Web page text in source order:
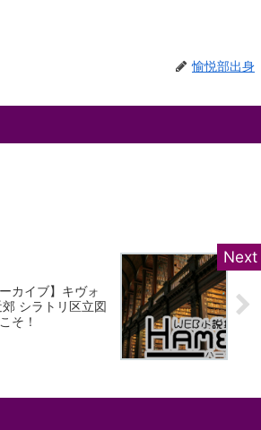
愉悦部出身
カイブ】キヴォ
郊 シラトリ区立図
そ！